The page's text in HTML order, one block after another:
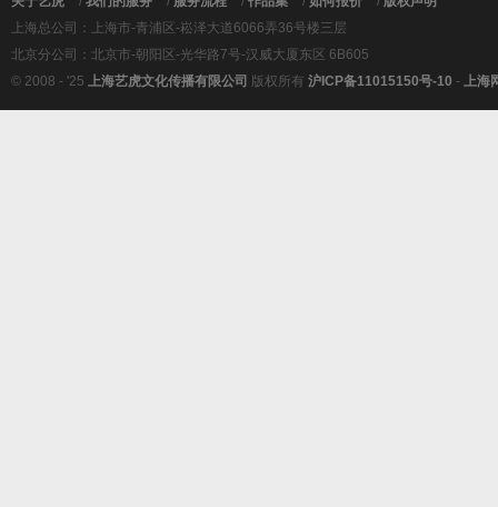
上海总公司：上海市-青浦区-崧泽大道6066弄36号楼三层
北京分公司：北京市-朝阳区-光华路7号-汉威大厦东区 6B605
© 2008 - '25 上海艺虎文化传播有限公司 版权所有 沪ICP备11015150号-10 - 上海